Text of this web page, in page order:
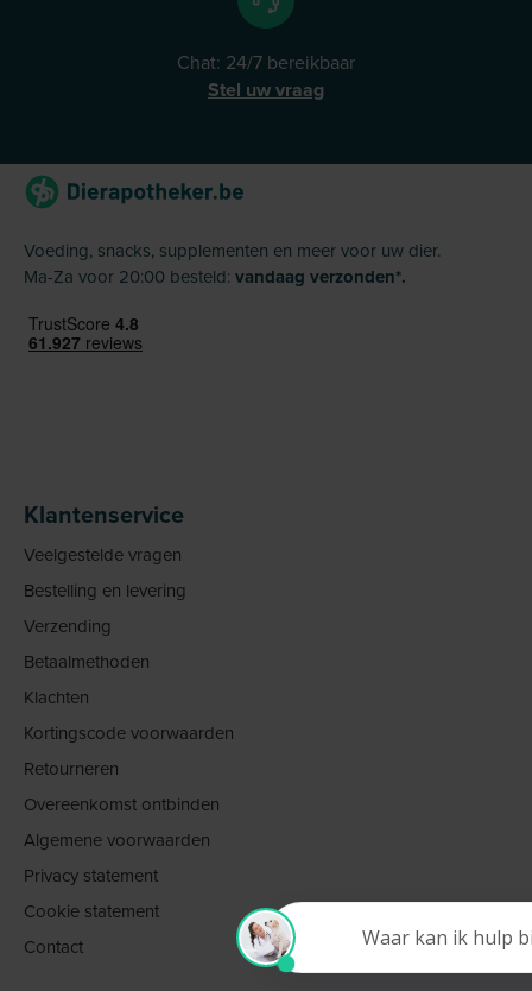
Chat: 24/7 bereikbaar
Stel uw vraag
Voeding, snacks, supplementen en meer voor uw dier.
Ma-Za voor 20:00 besteld: vandaag verzonden*.
Klantenservice
Veelgestelde vragen
Bestelling en levering
Verzending
Betaalmethoden
Klachten
Kortingscode voorwaarden
Retourneren
Overeenkomst ontbinden
Algemene voorwaarden
Privacy statement
Cookie statement
Contact